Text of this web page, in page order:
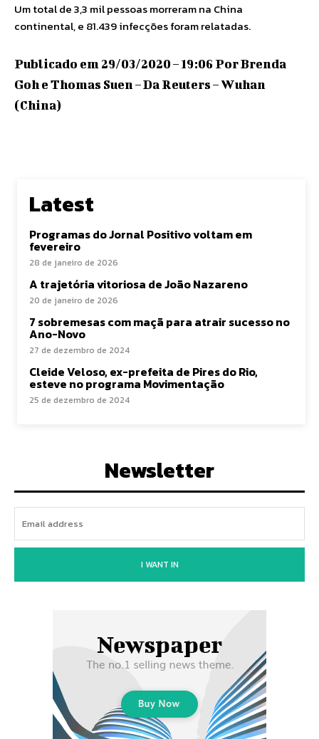
Um total de 3,3 mil pessoas morreram na China
continental, e 81.439 infecções foram relatadas.
Publicado em 29/03/2020 – 19:06 Por Brenda
Goh e Thomas Suen – Da Reuters – Wuhan
(China)
Latest
Programas do Jornal Positivo voltam em
fevereiro
28 de janeiro de 2026
A trajetória vitoriosa de João Nazareno
20 de janeiro de 2026
7 sobremesas com maçã para atrair sucesso no
Ano-Novo
27 de dezembro de 2024
Cleide Veloso, ex-prefeita de Pires do Rio,
esteve no programa Movimentação
25 de dezembro de 2024
Newsletter
I WANT IN